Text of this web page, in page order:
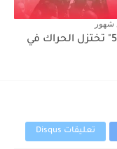
شهور
"فرانس5" تختزل الحراك في
تعليقات Disqus